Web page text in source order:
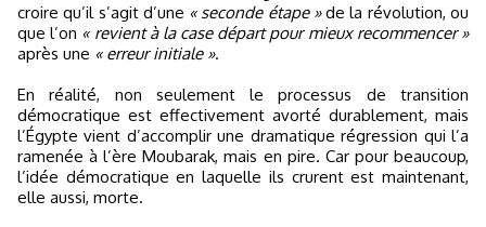
croire qu’il s’agit d’une « seconde étape »de la révolution, ou
que l’on « revient à la case départ pour mieux recommencer »
après une « erreur initiale ».
En réalité, non seulement le processus de transition
démocratique est effectivement avorté durablement, mais
l’Égypte vient d’accomplir une dramatique régression qui l’a
ramenée à l’ère Moubarak, mais en pire. Car pour beaucoup,
l’idée démocratique en laquelle ils crurent est maintenant,
elle aussi, morte.